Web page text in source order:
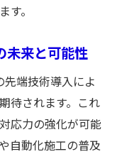
工事技術の実
での連携ポイン
す。
未来と可能性
端技術導入によ
待されます。これ
応力の強化が可能
自動化施工の普及